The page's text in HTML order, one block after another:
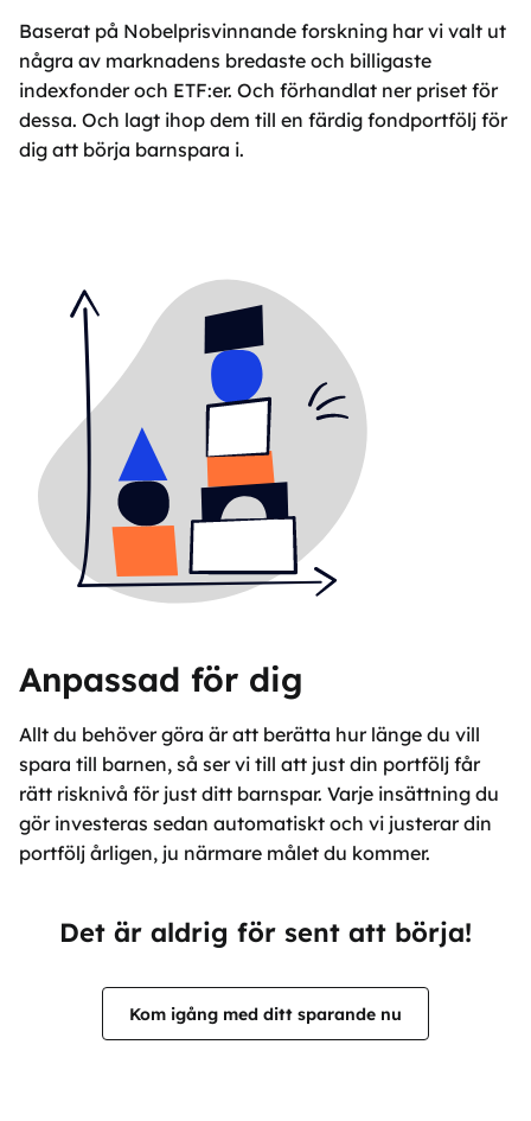
Baserat på Nobelprisvinnande forskning har vi valt ut
några av marknadens bredaste och billigaste
indexfonder och ETF:er. Och förhandlat ner priset för
dessa. Och lagt ihop dem till en färdig fondportfölj för
dig att börja barnspara i.
Anpassad för dig
Allt du behöver göra är att berätta hur länge du vill
spara till barnen, så ser vi till att just din portfölj får
rätt risknivå för just ditt barnspar. Varje insättning du
gör investeras sedan automatiskt och vi justerar din
portfölj årligen, ju närmare målet du kommer.
Det är aldrig för sent att börja!
Kom igång med ditt sparande nu